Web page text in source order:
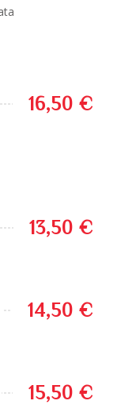
16,50 €
13,50 €
14,50 €
15,50 €